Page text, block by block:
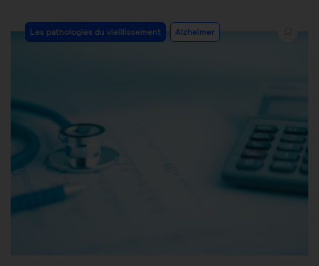
Les pathologies du vieillissement Alzheimer